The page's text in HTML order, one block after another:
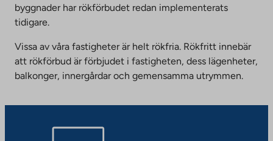
byggnader har rökförbudet redan implementerats
tidigare.
Vissa av våra fastigheter är helt rökfria. Rökfritt innebär
att rökförbud är förbjudet i fastigheten, dess lägenheter,
balkonger, innergårdar och gemensamma utrymmen.